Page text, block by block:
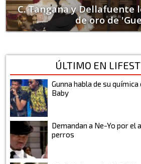
C. Tangana y Dellafuente
de oro de
ÚLTIMO EN
Gunna habla de su
Baby
Demandan a Ne-Yo por el
perros